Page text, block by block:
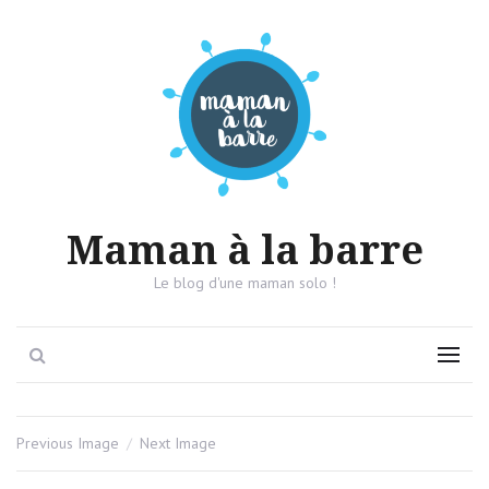
Maman à la barre
Le blog d'une maman solo !
Menu
Previous Image Next Image